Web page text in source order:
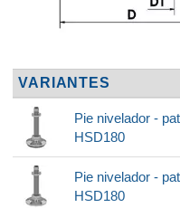
VARIANTES
Pie nivelador -
HSD180
Pie nivelador -
HSD180